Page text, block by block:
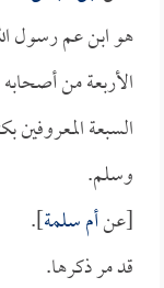
هو ابن عم رسول
الأربعة من
السبعة المعروفين
وسلم.
[عنأم سلمة].
قد مر ذكرها.